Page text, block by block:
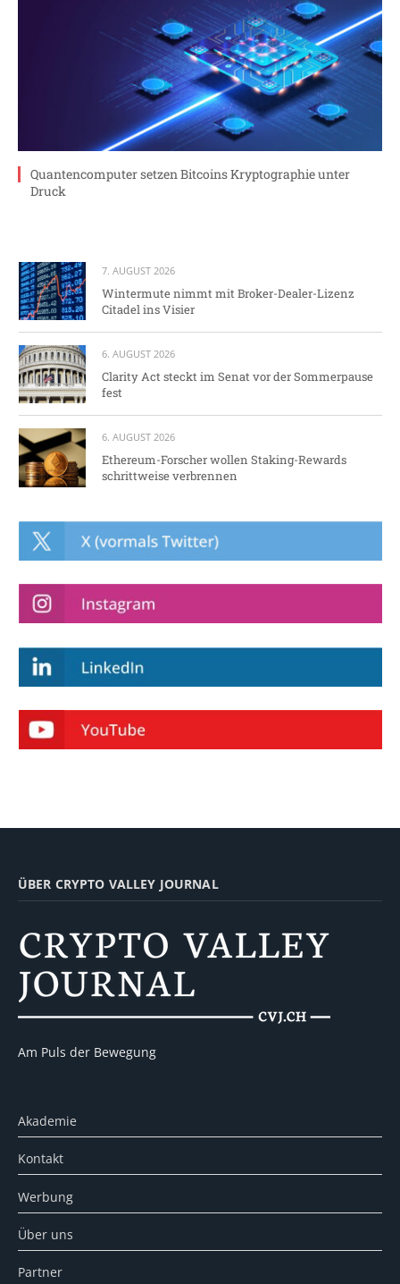
Quantencomputer setzen Bitcoins Kryptographie unter
Druck
7. AUGUST 2026
Wintermute nimmt mit Broker-Dealer-Lizenz
Citadel ins Visier
6. AUGUST 2026
Clarity Act steckt im Senat vor der Sommerpause
fest
6. AUGUST 2026
Ethereum-Forscher wollen Staking-Rewards
schrittweise verbrennen
ÜBER CRYPTO VALLEY JOURNAL
Am Puls der Bewegung
Akademie
Kontakt
Werbung
Über uns
Partner